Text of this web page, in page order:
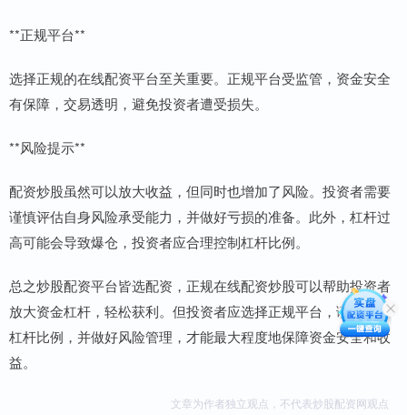
**正规平台**
选择正规的在线配资平台至关重要。正规平台受监管，资金安全
有保障，交易透明，避免投资者遭受损失。
**风险提示**
配资炒股虽然可以放大收益，但同时也增加了风险。投资者需要
谨慎评估自身风险承受能力，并做好亏损的准备。此外，杠杆过
高可能会导致爆仓，投资者应合理控制杠杆比例。
总之炒股配资平台皆选配资，正规在线配资炒股可以帮助投资者
放大资金杠杆，轻松获利。但投资者应选择正规平台，谨慎控制
杠杆比例，并做好风险管理，才能最大程度地保障资金安全和收
益。
文章为作者独立观点，不代表炒股配资网观点